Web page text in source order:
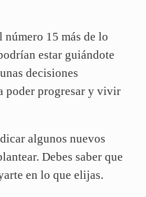
número 15 más de lo
estar guiándote
decisiones
poder progresar y vivir
algunos nuevos
Debes saber que
en lo que elijas.